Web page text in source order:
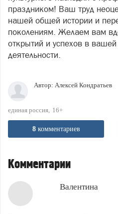
праздником! Ваш труд
нашей общей истории и
поколениям. Желаем вам
открытий и успехов в вашей
деятельности.
Автор: Алексей Кондратьев
единая россия 16+
8комментариев
Комментарии
Валентина